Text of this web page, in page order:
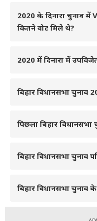
2020 के दिनारा चुनाव
कितने वोट मिले थे?
2020 में दिनारा में
बिहार विधानसभा चुनाव
पिछला बिहार विधानसभा
बिहार विधानसभा चुनाव
बिहार विधानसभा चुनाव के